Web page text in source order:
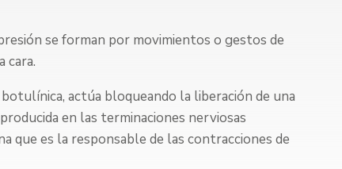
se forman por movimientos o gestos de
cara.
actúa bloqueando la liberación de una
en las terminaciones nerviosas
que es la responsable de las contracciones de